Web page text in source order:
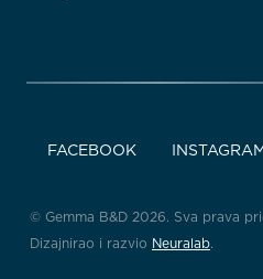
FACEBOOK
© Gemma B&D 2026. Sva prava
Dizajnirao i razvio Neuralab.